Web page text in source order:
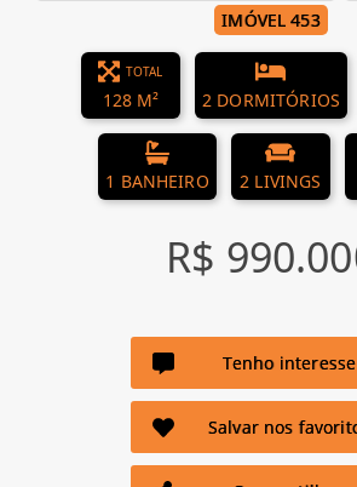
IMÓVEL 453
TOTAL
128 M² 2 DORMITÓRIOS
1 BANHEIRO 2 LIVINGS
R$
Tenho interesse
Salvar nos